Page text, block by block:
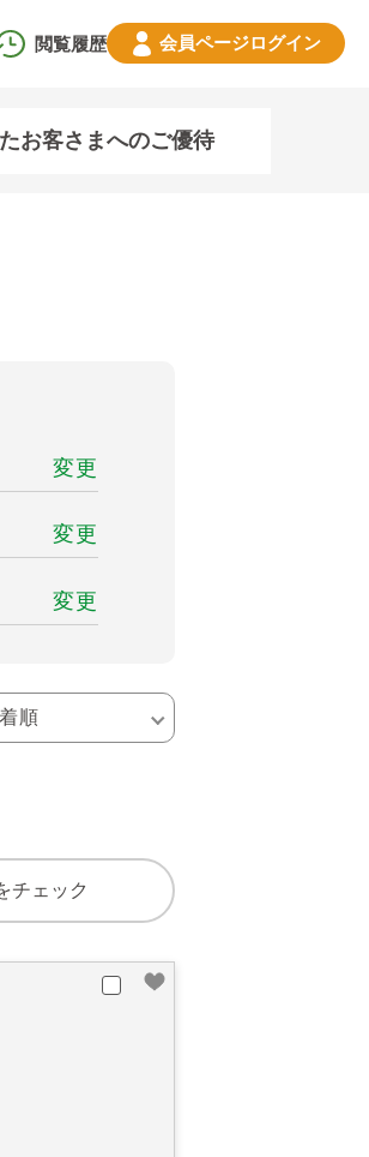
閲覧履歴 会員ページログイン
お客さまへのご優待
変更
変更
変更
チェック